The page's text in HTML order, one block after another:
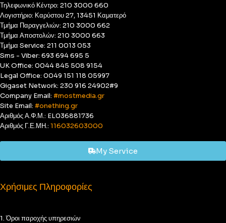
Τηλεφωνικό Κέντρο: 210 3000 660
Λογιστήριο: Καρύστου 27, 13451 Καματερό
Τμήμα Παραγγελιών: 210 3000 662
Τμήμα Αποστολών: 210 3000 663
Τμήμα Service: 211 0013 053
Sms - Viber: 693 694 695 5
UK Office: 0044 845 508 9154
Legal Office: 0049 151 118 05997
Gigaset Network: 230 916 24902#9
Company Email: #mostmedia.gr
Site Email: #onething.gr
Αριθμός Α.Φ.Μ.: EL036881736
Αριθμός Γ.Ε.ΜΗ.: 116032603000
My Service
Χρήσιμες Πληροφορίες
1. Όροι παροχής υπηρεσιών